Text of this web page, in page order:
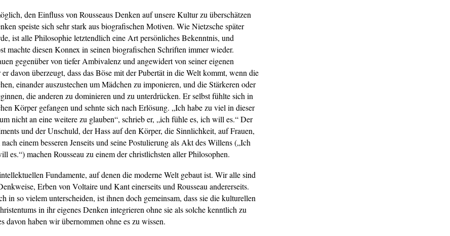
den Einfluss von Rousseaus Denken auf unsere Kultur zu überschätzen
speiste sich sehr stark aus biografischen Motiven. Wie Nietzsche später
ist alle Philosophie letztendlich eine Art persönliches Bekenntnis, und
machte diesen Konnex in seinen biografischen Schriften immer wieder.
gegenüber von tiefer Ambivalenz und angewidert von seiner eigenen
davon überzeugt, dass das Böse mit der Pubertät in die Welt kommt, wenn die
einander auszustechen um Mädchen zu imponieren, und die Stärkeren oder
die anderen zu dominieren und zu unterdrücken. Er selbst fühlte sich in
Körper gefangen und sehnte sich nach Erlösung. „Ich habe zu viel in dieser
nicht an eine weitere zu glauben“, schrieb er, „ich fühle es, ich will es.“ Der
und der Unschuld, der Hass auf den Körper, die Sinnlichkeit, auf Frauen,
einem besseren Jenseits und seine Postulierung als Akt des Willens („Ich
es.“) machen Rousseau zu einem der christlichsten aller Philosophen.
Fundamente, auf denen die moderne Welt gebaut ist. Wir alle sind
Erben von Voltaire und Kant einerseits und Rousseau andererseits.
in so vielem unterscheiden, ist ihnen doch gemeinsam, dass sie die kulturellen
in ihr eigenes Denken integrieren ohne sie als solche kenntlich zu
davon haben wir übernommen ohne es zu wissen.